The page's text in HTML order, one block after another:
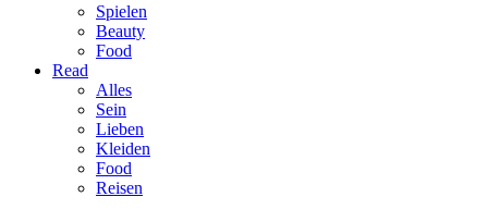
Spielen
Beauty
Food
Read
Alles
Sein
Lieben
Kleiden
Food
Reisen